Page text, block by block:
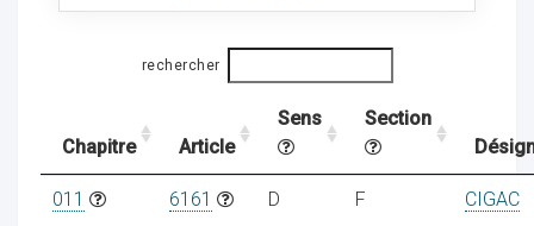
rechercher
Chapitre Article
Sens
Section
011 6161 D F CIGAC